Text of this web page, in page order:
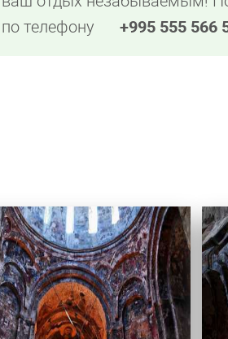
телефону
+995 555 566